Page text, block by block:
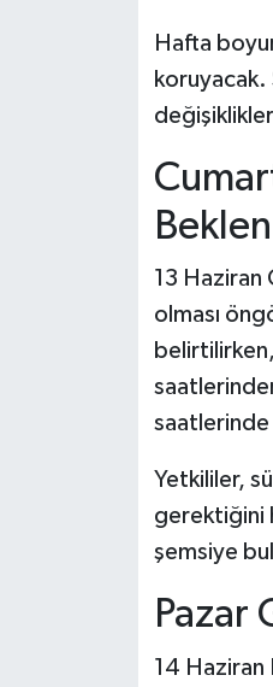
Hafta
koruyacak.
13 Haziran
olması
Yetkililer,
gerektiğini
şemsiye
Pazar
14 Haziran